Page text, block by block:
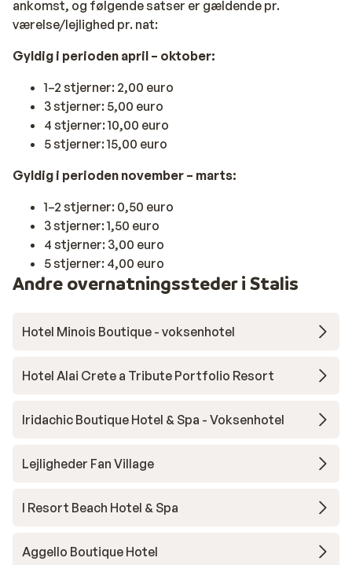
ankomst, og følgende satser er gældende pr.
værelse/lejlighed pr. nat:
Gyldig i perioden april – oktober:
1–2 stjerner: 2,00 euro
3 stjerner: 5,00 euro
4 stjerner: 10,00 euro
5 stjerner: 15,00 euro
Gyldig i perioden november – marts:
1–2 stjerner: 0,50 euro
3 stjerner: 1,50 euro
4 stjerner: 3,00 euro
5 stjerner: 4,00 euro
Andre overnatningssteder i Stalis
Hotel Minois Boutique - voksenhotel
Hotel Alai Crete a Tribute Portfolio Resort
Iridachic Boutique Hotel & Spa - Voksenhotel
Lejligheder Fan Village
I Resort Beach Hotel & Spa
Aggello Boutique Hotel